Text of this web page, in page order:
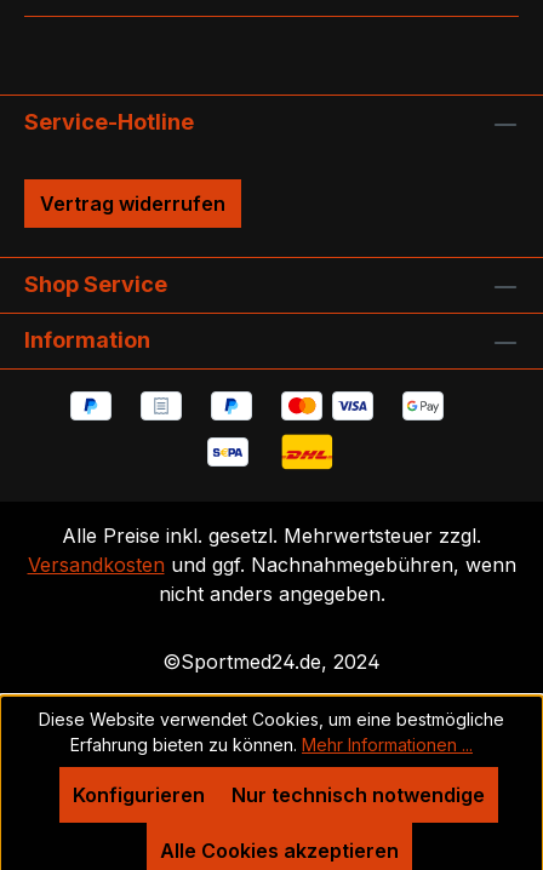
Service-Hotline
Vertrag widerrufen
Shop Service
Information
Alle Preise inkl. gesetzl. Mehrwertsteuer zzgl.
Versandkosten und ggf. Nachnahmegebühren, wenn
nicht anders angegeben.
©Sportmed24.de, 2024
Diese Website verwendet Cookies, um eine bestmögliche
Erfahrung bieten zu können. Mehr Informationen ...
Nur technisch notwendige
Konfigurieren
Alle Cookies akzeptieren